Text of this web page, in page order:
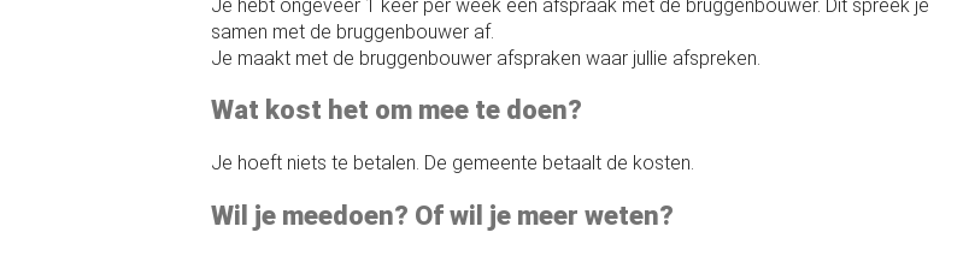
Je hebt ongeveer 1 keer per week een afspraak met de bruggenbouwer. Dit spreek je
samen met de bruggenbouwer af.
Je maakt met de bruggenbouwer afspraken waar jullie afspreken.
Wat kost het om mee te doen?
Je hoeft niets te betalen. De gemeente betaalt de kosten.
Wil je meedoen? Of wil je meer weten?